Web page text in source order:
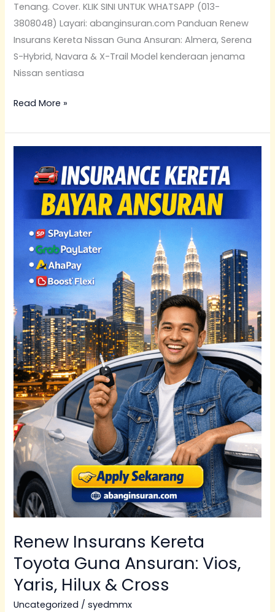
Tenang. Cover. KLIK SINI UNTUK WHATSAPP (013-
3808048) Layari: abanginsuran.com Panduan Renew
Insurans Kereta Nissan Guna Ansuran: Almera, Serena
S-Hybrid, Navara & X-Trail Model kenderaan jenama
Nissan sentiasa
Read More »
Renew Insurans Kereta
Toyota Guna Ansuran: Vios,
Yaris, Hilux & Cross
Uncategorized /syedmmx
Renew
Insurans
Kereta
Toyota
Guna
Ansuran:
Vios,
Yaris,
Hilux
&
Cross